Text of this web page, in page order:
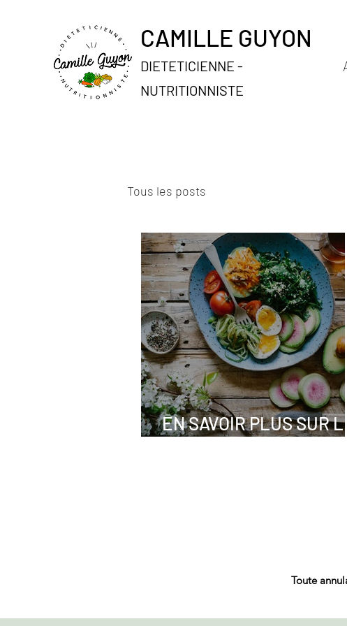
CAMILLE GUYON
DIETETICIENNE -
NUTRITIONNISTE
Tous les posts
EN SAVOIR PLUS SUR LA
Toute